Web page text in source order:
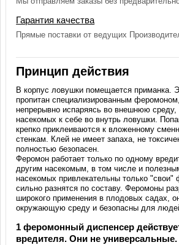
Гарантия качества
Прямые поставки от ведущих
Принцип действия
В корпус ловушки помещается приманка.
пропитан специализированным
непрерывно испаряясь во внешнюю среду,
насекомых к себе во внутрь ловушки.
крепко приклеиваются к вложенному
стенкам. Клей не имеет запаха, не
полностью безопасен.
Феромон работает только по одному
другим насекомым, в том числе и
насекомых привлекательны только
сильно разнятся по составу. Феромоны
широкого применения в плодовых садах,
окружающую среду и безопасны для
1 феромонный диспенсер
вредителя. Они не универсальные.